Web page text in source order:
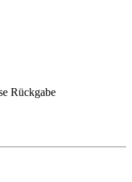
Rückgabe